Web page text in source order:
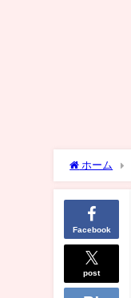
ホーム
Facebook
post